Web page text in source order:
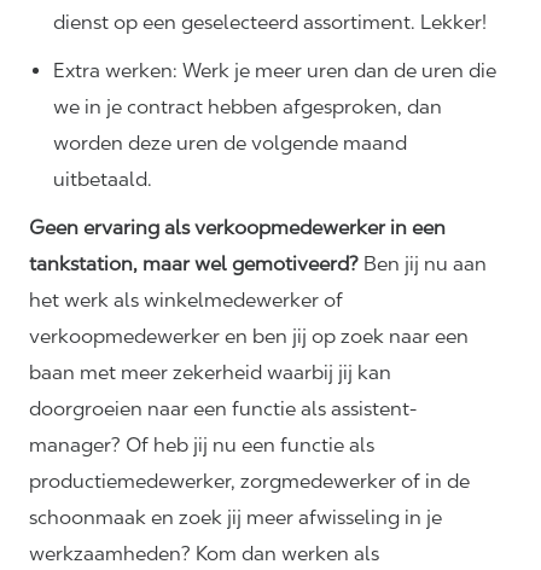
dienst op een geselecteerd assortiment. Lekker!
Extra werken: Werk je meer uren dan de uren die
we in je contract hebben afgesproken, dan
worden deze uren de volgende maand
uitbetaald.
Geen ervaring als verkoopmedewerker in een
tankstation, maar wel gemotiveerd? Ben jij nu aan
het werk als winkelmedewerker of
verkoopmedewerker en ben jij op zoek naar een
baan met meer zekerheid waarbij jij kan
doorgroeien naar een functie als assistent-
manager? Of heb jij nu een functie als
productiemedewerker, zorgmedewerker of in de
schoonmaak en zoek jij meer afwisseling in je
werkzaamheden? Kom dan werken als